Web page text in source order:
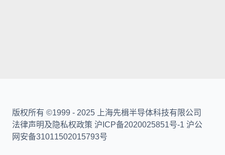
版权所有 ©1999 - 2025 上海先楫半导体科技有限公司
法律声明及隐私权政策 沪ICP备2020025851号-1 沪公
网安备31011502015793号